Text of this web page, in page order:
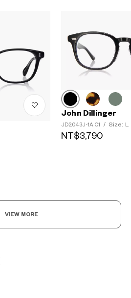
John Dillinger
JD2043J-1A C1 / Size: L
NT$3,790
VIEW MORE